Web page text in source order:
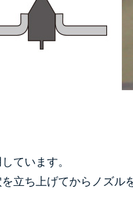
ています。
立ち上げてからノズル